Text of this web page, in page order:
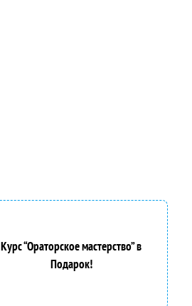
Курс “Ораторское мастерство” в
Подарок!